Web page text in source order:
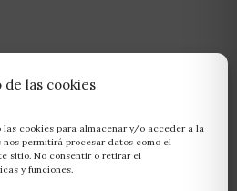
las cookies
cookies para almacenar y/o acceder a la
permitirá procesar datos como el
sitio. No consentir o retirar el
y funciones.